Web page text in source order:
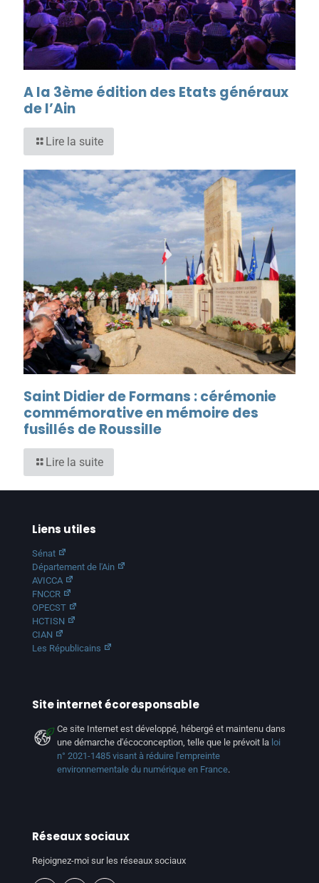
A la 3ème édition des Etats généraux
de l’Ain
Lire la suite
Saint Didier de Formans : cérémonie
commémorative en mémoire des
fusillés de Roussille
Lire la suite
Liens utiles
Sénat
Département de l'Ain
AVICCA
FNCCR
OPECST
HCTISN
CIAN
Les Républicains
Site internet écoresponsable
Ce site Internet est développé, hébergé et maintenu dans
une démarche d'écoconception, telle que le prévoit la loi
n° 2021-1485 visant à réduire l'empreinte
environnementale du numérique en France.
Réseaux sociaux
Rejoignez-moi sur les réseaux sociaux